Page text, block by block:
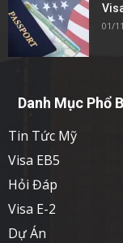
01/
Danh Mục Phổ
Tin Tức Mỹ
Visa EB5
Hỏi Đáp
Visa E-2
Dự Án